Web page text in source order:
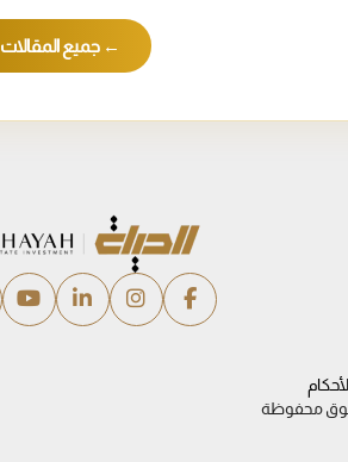
← جميع المقالات
محفوظة